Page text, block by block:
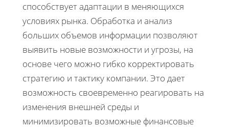
способствует адаптации в меняющихся
условиях рынка. Обработка и анализ
больших объемов информации позволяют
выявить новые возможности и угрозы, на
основе чего можно гибко корректировать
стратегию и тактику компании. Это дает
возможность своевременно реагировать на
изменения внешней среды и
минимизировать возможные финансовые